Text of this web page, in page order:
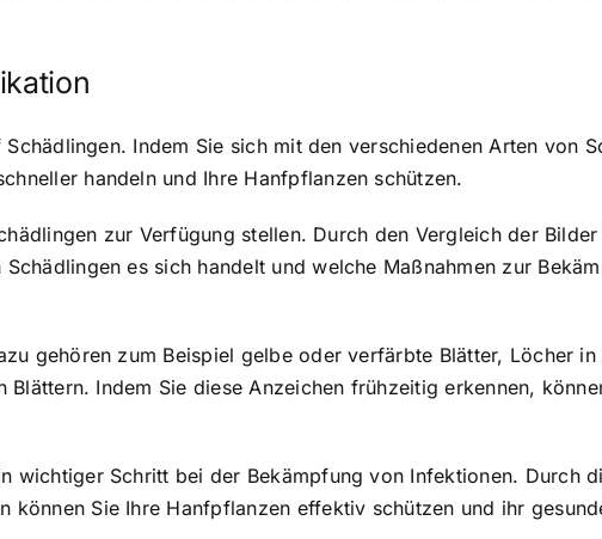
Indem Sie sich mit den verschiedenen Arten von
handeln und Ihre Hanfpflanzen schützen.
zur Verfügung stellen. Durch den Vergleich der
es sich handelt und welche Maßnahmen zur
gehören zum Beispiel gelbe oder verfärbte Blätter, Löcher
Indem Sie diese Anzeichen frühzeitig erkennen,
wichtiger Schritt bei der Bekämpfung von Infektionen. Durch
Sie Ihre Hanfpflanzen effektiv schützen und ihr